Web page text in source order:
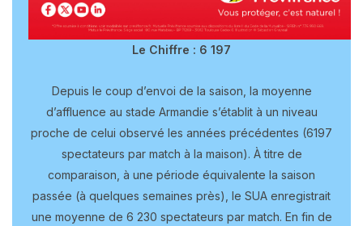
Le Chiffre : 6 197
Depuis le coup d’envoi de la saison, la moyenne
d’affluence au stade Armandie s’établit à un niveau
proche de celui observé les années précédentes (6197
spectateurs par match à la maison). À titre de
comparaison, à une période équivalente la saison
passée (à quelques semaines près), le SUA enregistrait
une moyenne de 6 230 spectateurs par match. En fin de